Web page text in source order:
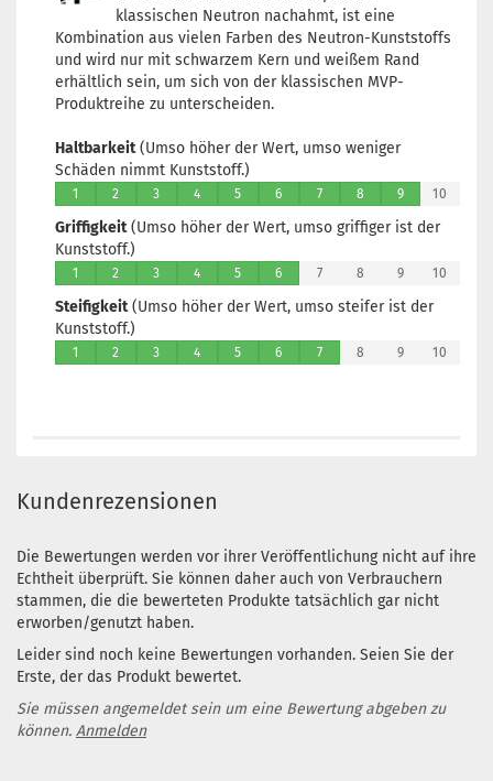
klassischen Neutron nachahmt, ist eine
Kombination aus vielen Farben des Neutron-Kunststoffs
und wird nur mit schwarzem Kern und weißem Rand
erhältlich sein, um sich von der klassischen MVP-
Produktreihe zu unterscheiden.
Haltbarkeit(Umso höher der Wert, umso weniger
Schäden nimmt Kunststoff.)
1 2 3 4 5 6 7 8 9 10
Griffigkeit(Umso höher der Wert, umso griffiger ist der
Kunststoff.)
1 2 3 4 5 6 7 8 9 10
Steifigkeit(Umso höher der Wert, umso steifer ist der
Kunststoff.)
1 2 3 4 5 6 7 8 9 10
Kundenrezensionen
Die Bewertungen werden vor ihrer Veröffentlichung nicht auf ihre
Echtheit überprüft. Sie können daher auch von Verbrauchern
stammen, die die bewerteten Produkte tatsächlich gar nicht
erworben/genutzt haben.
Leider sind noch keine Bewertungen vorhanden. Seien Sie der
Erste, der das Produkt bewertet.
Sie müssen angemeldet sein um eine Bewertung abgeben zu
können. Anmelden